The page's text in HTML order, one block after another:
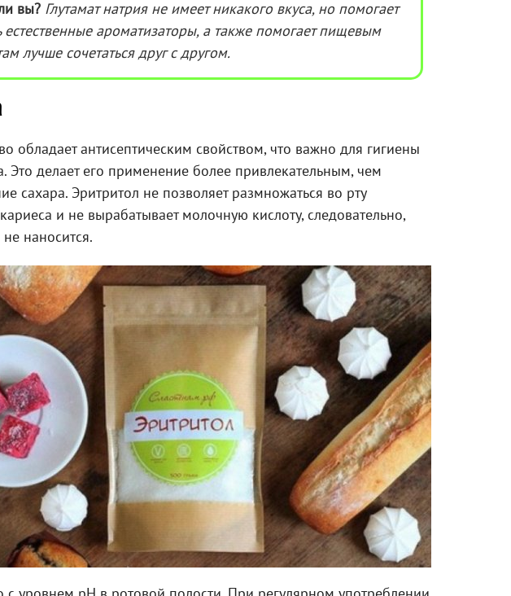
вы? Глутамат натрия не имеет никакого вкуса, но помогает
естественные ароматизаторы, а также помогает пищевым
лучше сочетаться друг с другом.
обладает антисептическим свойством, что важно для гигиены
Это делает его применение более привлекательным, чем
сахара. Эритритол не позволяет размножаться во рту
и не вырабатывает молочную кислоту, следовательно,
наносится.